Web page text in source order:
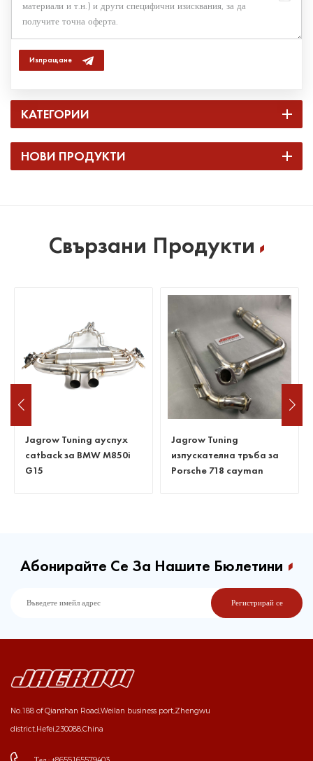
Изпращане
КАТЕГОРИИ
НОВИ ПРОДУКТИ
Свързани Продукти
Jagrow Tuning
изпускателна тръба за
Porsche 718 cayman
Изпускателна тръба без
котка за Benz C63 W205
Абонирайте Се За Нашите Бюлетини
No.188 of Qianshan Road,Weilan business port,Zhengwu
district,Hefei,230088,China